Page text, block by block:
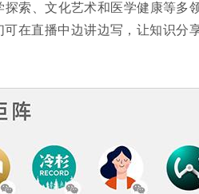
索、文化艺术和医学健康等多
在直播中边讲边写，让知识分